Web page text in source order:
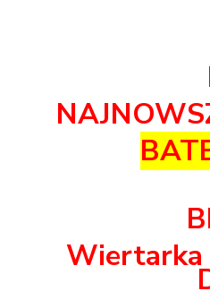
Wiertarka